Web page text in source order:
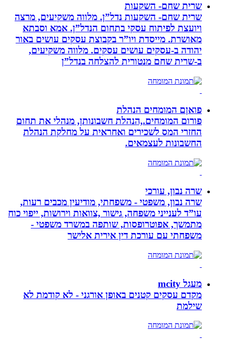
שרית שחם- השקעות
שרית שחם- השקעות נדל”ן. מלווה משקיעים, מרצה
ויועצת לפיתוח עסקי בתחום הנדל”ן. אמא וסבתא
מאושרת. ‏מייסדת ויו”ר בקבוצת עסקים עושים באור
יהודה‏ ב-‏עסקים עושים עסקים‏. ‏מלווה משקיעים,
ב-‏שרית שחם מנטורית להצלחה בנדל”ן‏
פואןם המומחים הנהלת
פורום המומחים.,הנהלת חשבונותן, מנהלי את תחום
החזרי המס לשכירים ואחראית על מחלקת הנהלת
החשבונות לעצמאים.
שרה נבון, עורכי
שרה נבון, משפטי - משפחתי, מודיעין מכבים רעות,
עו”ד לענייני משפחה, גישור ,צוואות וירושות, ייפוי כוח
מתמשך, אפוטרופסות, שותפה במשרד משפטי -
משפחתי עם עורכת דין אירית אלישר
מעגל mcity
מקדם עסקים קטנים באופן אורגני - לא קודמת לא
שילמת